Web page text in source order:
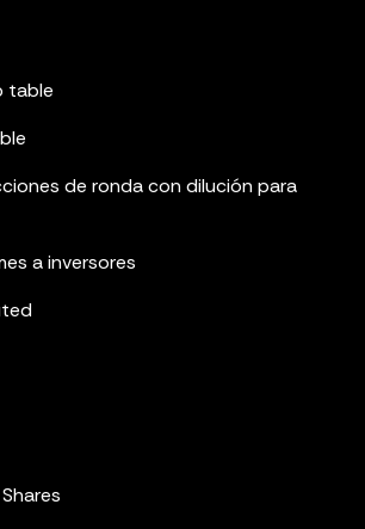
table
de ronda con dilución para
a inversores